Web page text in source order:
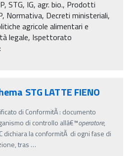
STG, IG, agr. bio., Prodotti
Normativa, Decreti ministeriali,
agricole alimentari e
legale, Ispettorato
:
STG LATTE FIENO
di ConformitÃ : documento
di controllo allâ€™operatore,
dichiara la conformitÃ di ogni fase di
tras …